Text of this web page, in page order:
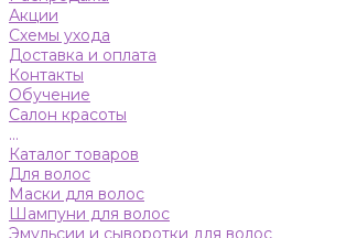
Акции
Схемы ухода
Доставка и оплата
Контакты
Обучение
Салон красоты
...
Каталог товаров
Для волос
Маски для волос
Шампуни для волос
Эмульсии и сыворотки для волос